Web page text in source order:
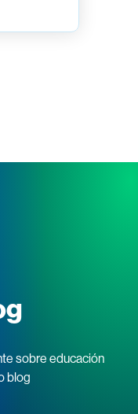
sobre educación
blog